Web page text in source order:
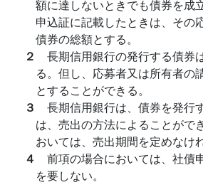
額に達しないときでも債券を成
申込証に記載したときは、その
債券の総額とする。
２ 長期信用銀行の発行する債券
る。但し、応募者又は所有者の
とすることができる。
３ 長期信用銀行は、債券を発行
は、売出の方法によることがで
おいては、売出期間を定めなけ
４ 前項の場合においては、社債
を要しない。